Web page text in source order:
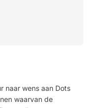
met een
A USB-poort voor het
is een
in. Laad
niet-verblindend
naar wens aan Dots
waarvan de